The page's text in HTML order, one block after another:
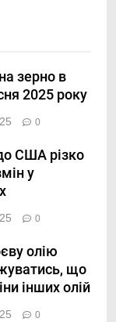
зерно в
2025 року
0
США різко
у
0
олію
що
інших олій
0